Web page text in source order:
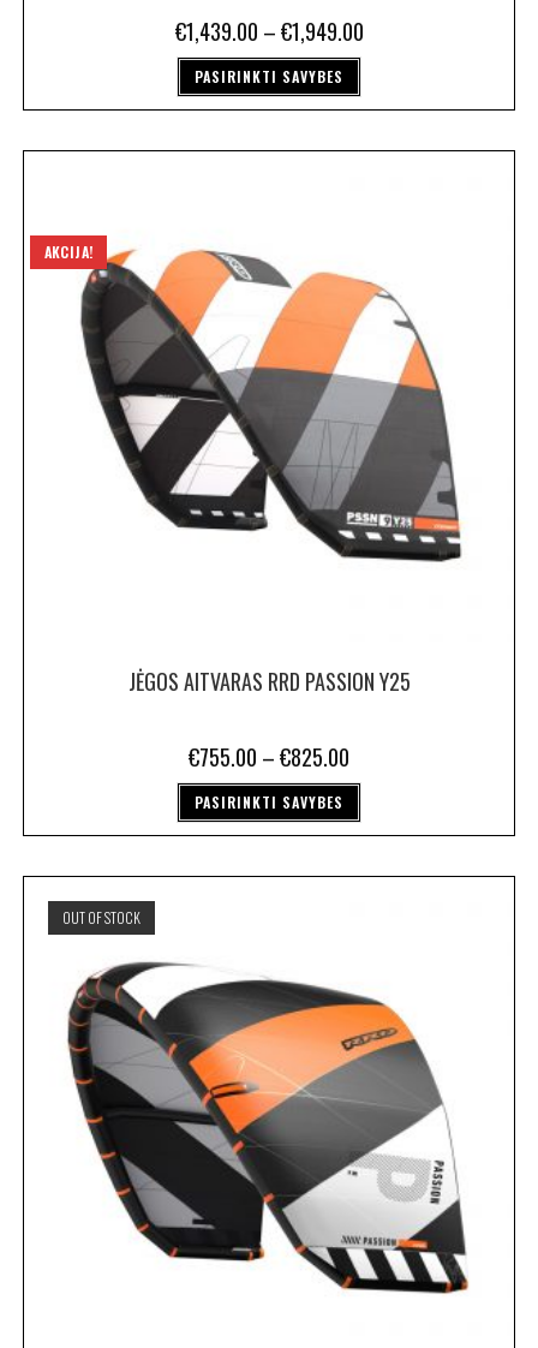
€1,439.00 –€1,949.00
PASIRINKTI SAVYBES
AKCIJA!
JĖGOS AITVARAS RRD PASSION Y25
€755.00 –€825.00
PASIRINKTI SAVYBES
OUT OF STOCK